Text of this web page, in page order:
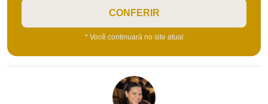
CONFERIR
* Você continuará no site atual